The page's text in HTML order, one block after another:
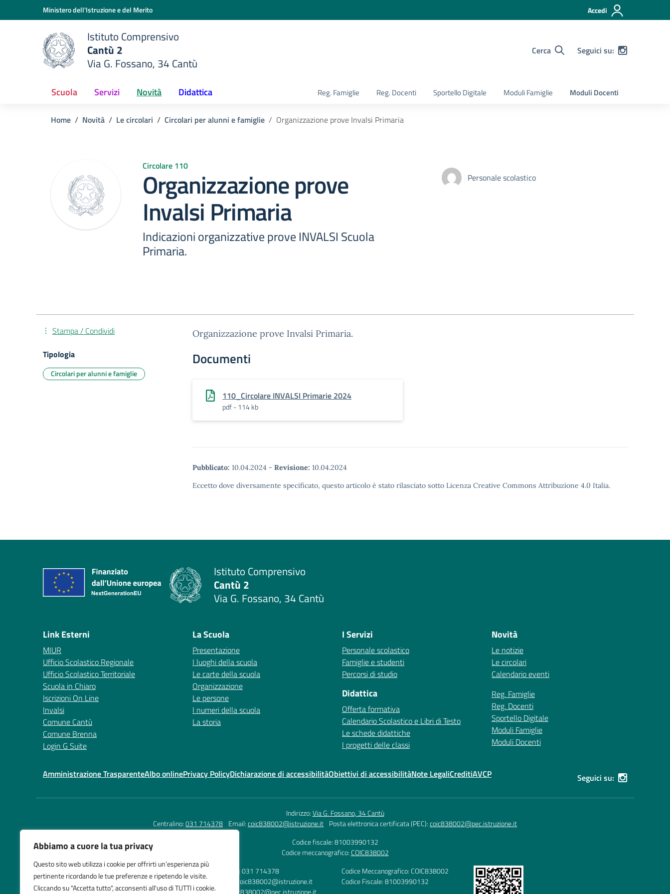
Abbiamo a cuore la tua privacy
Questo sito web utilizza i cookie per offrirti un’esperienza più
pertinente ricordando le tue preferenze e ripetendo le visite.
Cliccando su "Accetta tutto", acconsenti all'uso di TUTTI i cookie.
Vai ai contenuti
Vai al menu di navigazioneMinistero dell'Istruzione e del Merito Accedi
scuola
Istituto Comprensivo
Cantù 2
Via G. Fossano, 34 Cantù
Cerca Seguici su:
Scuola Servizi Novità Didattica Reg. Famiglie Reg. Docenti Sportello Digitale Moduli Famiglie Moduli Docenti
Home Novità Le circolari Circolari per alunni e famiglie Organizzazione prove Invalsi Primaria
Circolare 110
Organizzazione prove
Invalsi Primaria
Indicazioni organizzative prove INVALSI Scuola
Primaria.
Personale scolastico
Organizzazione prove Invalsi Primaria.
Documenti
110_Circolare INVALSI Primarie 2024
pdf - 114 kb
Pubblicato: 10.04.2024 - Revisione: 10.04.2024
Eccetto dove diversamente specificato, questo articolo è stato rilasciato sotto Licenza Creative Commons Attribuzione 4.0 Italia.
Stampa / Condividi
Tipologia
Circolari per alunni e famiglie
Istituto Comprensivo
Cantù 2
Via G. Fossano, 34 Cantù
Link Esterni
MIUR
Ufficio Scolastico Regionale
Ufficio Scolastico Territoriale
Scuola in Chiaro
Iscrizioni On Line
Invalsi
Comune Cantù
Comune Brenna
Login G Suite
La Scuola
Presentazione
I luoghi della scuola
Le carte della scuola
Organizzazione
Le persone
I numeri della scuola
La storia
I Servizi
Personale scolastico
Famiglie e studenti
Percorsi di studio
Didattica
Offerta formativa
Calendario Scolastico e Libri di Testo
Le schede didattiche
I progetti delle classi
Novità
Le notizie
Le circolari
Calendario eventi
Reg. Famiglie
Reg. Docenti
Sportello Digitale
Moduli Famiglie
Moduli Docenti
Amministrazione TrasparenteAlbo onlinePrivacy PolicyDichiarazione di accessibilitàObiettivi di accessibilitàNote LegaliCreditiAVCP Seguici su:
Indirizzo:Via G. Fossano, 34 Cantù
Centralino:031 714378 Email:coic838002@istruzione.it Posta elettronica certificata (PEC):coic838002@pec.istruzione.it
Codice fiscale: 81003990132
Codice meccanografico:COIC838002
Istituto Comprensivo
Cantù 2
Via G. Fossano, 34 Cantù
Telefono: 031 714378
E-mail: coic838002@istruzione.it
PEC: coic838002@pec.istruzione.it
Codice Meccanografico: COIC838002
Codice Fiscale: 81003990132